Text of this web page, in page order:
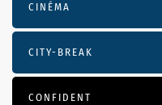
CINÉMA
CITY-BREAK
CONFIDENT